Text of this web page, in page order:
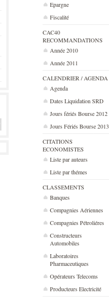
Epargne
Fiscalité
CAC40
RECOMMANDATIONS
Année 2010
Année 2011
CALENDRIER / AGENDA
Agenda
Dates Liquidation SRD
Jours fériés Bourse 2012
Jours Fériés Bourse 2013
CITATIONS
ECONOMISTES
Liste par auteurs
Liste par thémes
CLASSEMENTS
Banques
Compagnies Aériennes
Compagnies Pétroliéres
Constructeurs
Automobiles
Laboratoires
Pharmaceutiques
Opérateurs Telecoms
Producteurs Electricité